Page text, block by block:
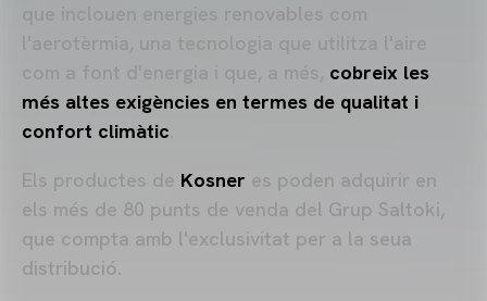
com a font d'energia i que, a més, cobreix les
més altes exigències en termes de qualitat i
confort climàtic.
Els productes de Kosner es poden adquirir en
els més de 80 punts de venda del Grup Saltoki,
que compta amb l'exclusivitat per a la seua
distribució.